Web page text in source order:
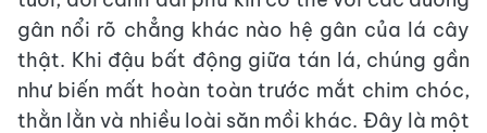
gân nổi rõ chẳng khác nào hệ gân của lá cây
thật. Khi đậu bất động giữa tán lá, chúng gần
như biến mất hoàn toàn trước mắt chim chóc,
thằn lằn và nhiều loài săn mồi khác. Đây là một